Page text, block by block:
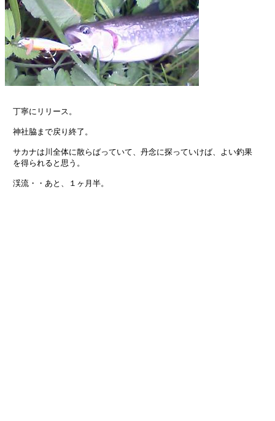
丁寧にリリース。
神社脇まで戻り終了。
サカナは川全体に散らばっていて、丹念に探っていけば、よい釣果
を得られると思う。
渓流・・あと、１ヶ月半。